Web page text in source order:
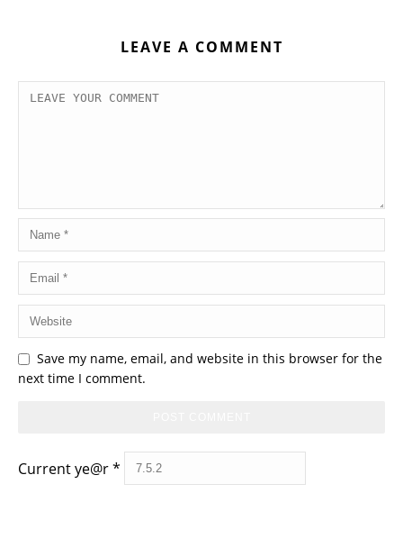
LEAVE A COMMENT
Save my name, email, and website in this browser for the
next time I comment.
Current ye@r*